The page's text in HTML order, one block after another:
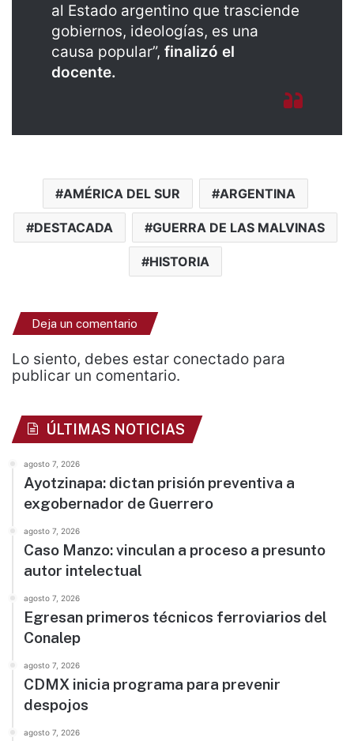
al Estado argentino que trasciende
gobiernos, ideologías, es una
causa popular”, finalizó el
docente.
AMÉRICA DEL SUR ARGENTINA
DESTACADA GUERRA DE LAS MALVINAS
HISTORIA
Deja un comentario
Lo siento, debes estar conectado para
publicar un comentario.
ÚLTIMAS NOTICIAS
agosto 7, 2026
Ayotzinapa: dictan prisión preventiva a
exgobernador de Guerrero
agosto 7, 2026
Caso Manzo: vinculan a proceso a presunto
autor intelectual
agosto 7, 2026
Egresan primeros técnicos ferroviarios del
Conalep
agosto 7, 2026
CDMX inicia programa para prevenir
despojos
agosto 7, 2026